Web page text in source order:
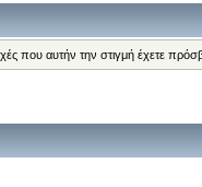
που αυτήν την στιγμή έχετε